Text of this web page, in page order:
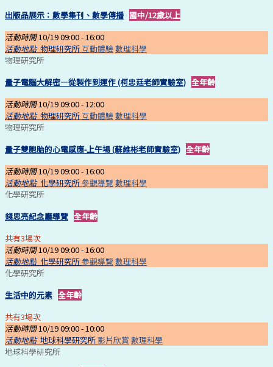
出版品展示：數學集刊、數學傳播 國中/12歲以上
活動時間10/19 09:00 -16:00
活動地點 物理研究所 互動體驗數理科學
物理研究所
量子電腦大解密—從製作到運作 (柯忠廷老師實驗室) 全年齡
活動時間10/19 09:00 -12:00
活動地點 物理研究所 互動體驗數理科學
物理研究所
量子雙胞胎的心電感應-上午場 (蘇維彬老師實驗室) 全年齡
活動時間10/19 09:00 -16:00
活動地點 化學研究所參觀導覽 數理科學
化學研究所
錢思亮紀念廳導覽 全年齡
共有3場次
活動時間10/19 09:00 -16:00
活動地點 化學研究所參觀導覽 數理科學
化學研究所
生活中的元素 全年齡
共有3場次
活動時間10/19 09:00 -10:00
活動地點 地球科學研究所 影片欣賞 數理科學
地球科學研究所